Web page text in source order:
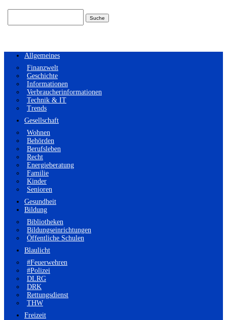
Allgemeines
Finanzwelt
Geschichte
Informationen
Verbraucherinformationen
Technik & IT
Trends
Gesellschaft
Wohnen
Behörden
Berufsleben
Recht
Energieberatung
Familie
Kinder
Senioren
Gesundheit
Bildung
Bibliotheken
Bildungseinrichtungen
Öffentliche Schulen
Blaulicht
#Feuerwehren
#Polizei
DLRG
DRK
Rettungsdienst
THW
Freizeit